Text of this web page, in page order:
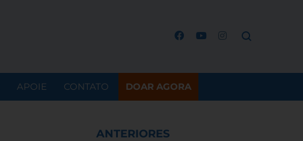
APOIE CONTATO DOAR AGORA
ANTERIORES